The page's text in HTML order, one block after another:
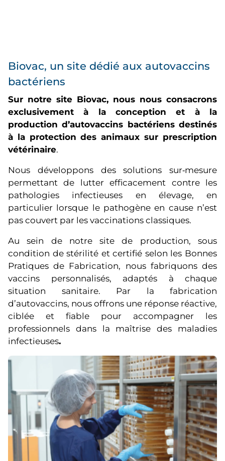
Biovac, un site dédié aux autovaccins
bactériens
Sur notre site Biovac, nous nous consacrons
exclusivement à la conception et à la
production d’autovaccins bactériens destinés
à la protection des animaux sur prescription
vétérinaire.
Nous développons des solutions sur‑mesure
permettant de lutter efficacement contre les
pathologies infectieuses en élevage, en
particulier lorsque le pathogène en cause n’est
pas couvert par les vaccinations classiques.
Au sein de notre site de production, sous
condition de stérilité et certifié selon les Bonnes
Pratiques de Fabrication, nous fabriquons des
vaccins personnalisés, adaptés à chaque
situation sanitaire. Par la fabrication
d’autovaccins, nous offrons une réponse réactive,
ciblée et fiable pour accompagner les
professionnels dans la maîtrise des maladies
infectieuses.